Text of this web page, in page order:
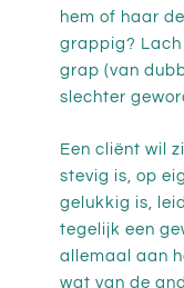
hem of haar
grappig? Lach
grap (van
slechter
Een cliënt wil
stevig is, op
gelukkig is,
tegelijk een
allemaal aan
wat van de